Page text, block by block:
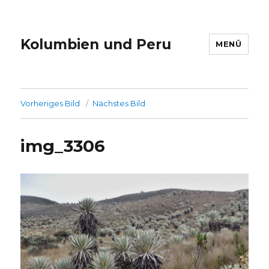
Kolumbien und Peru MENÜ
Vorheriges Bild Nächstes Bild
img_3306